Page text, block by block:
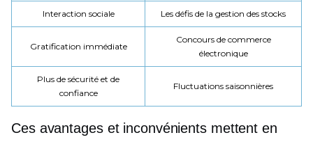
Interaction sociale Les défis de la gestion des stocks
Gratification immédiate
Concours de commerce
électronique
Plus de sécurité et de
confiance
Fluctuations saisonnières
Ces avantages et inconvénients mettent en